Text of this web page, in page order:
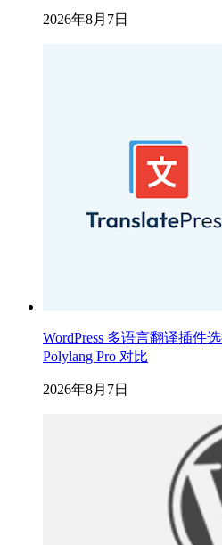
2026年8月7日
WordPress 多语言翻译插件选
Polylang Pro 对比
2026年8月7日